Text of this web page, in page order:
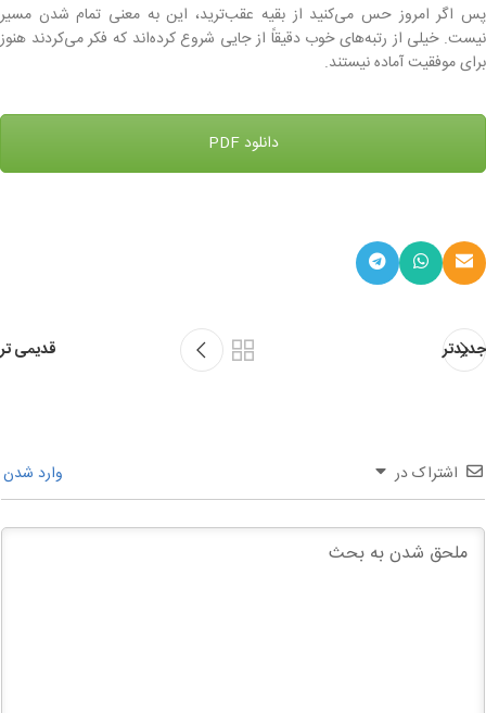
پس اگر امروز حس می‌کنید از بقیه عقب‌ترید، این به معنی تمام شدن مسیر
نیست. خیلی از رتبه‌های خوب دقیقاً از جایی شروع کرده‌اند که فکر می‌کردند هنوز
برای موفقیت آماده نیستند.
دانلود PDF
جدیدتر قدیمی تر
اشتراک در وارد شدن